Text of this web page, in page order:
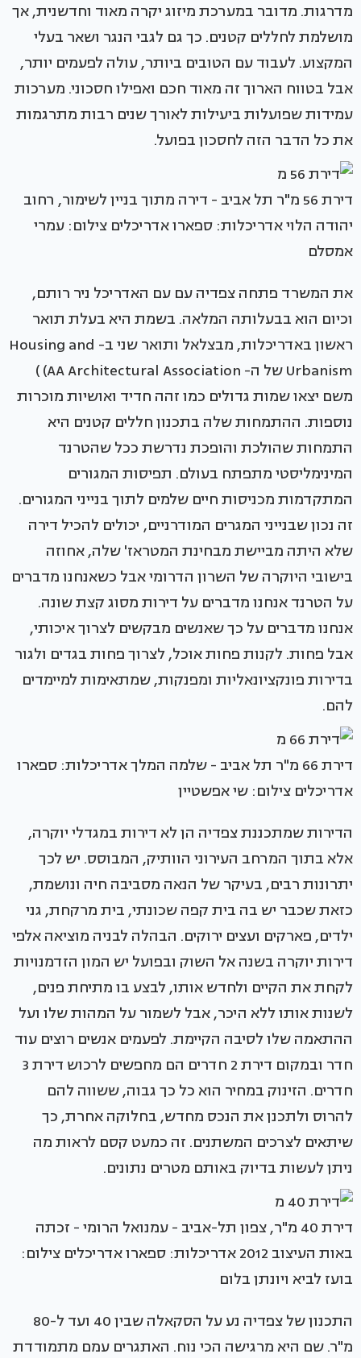
מדרגות. מדובר במערכת מיזוג יקרה מאוד וחדשנית, אך
מושלמת לחללים קטנים. כך גם לגבי הנגר ושאר בעלי
המקצוע. לעבוד עם הטובים ביותר, עולה לפעמים יותר,
אבל בטווח הארוך זה מאוד חכם ואפילו חסכוני. מערכות
עמידות שפועלות ביעילות לאורך שנים רבות מתרגמות
את כל הדבר הזה לחסכון בפועל.
דירת 56 מ"ר תל אביב - דירה מתוך בניין לשימור, רחוב
יהודה הלוי אדריכלות: ספארו אדריכלים צילום: עמרי
אמסלם
את המשרד פתחה צפדיה עם עם האדריכל ניר רותם,
וכיום הוא בבעלותה המלאה. בשמת היא בעלת תואר
ראשון באדריכלות, מבצלאל ותואר שני ב- Housing and
Urbanism של ה- AA Architectural Association) )
משם יצאו שמות גדולים כמו זהה חדיד ואושיות מוכרות
נוספות. ההתמחות שלה בתכנון חללים קטנים היא
התמחות שהולכת והופכת נדרשת ככל שהטרנד
המינימליסטי מתפתח בעולם. תפיסות המגורים
המתקדמות מכניסות חיים שלמים לתוך בנייני המגורים.
זה נכון שבנייני המגרים המודרניים, יכולים להכיל דירה
שלא היתה מביישת מבחינת המטראז' שלה, אחוזה
בישובי היוקרה של השרון הדרומי אבל כשאנחנו מדברים
על הטרנד אנחנו מדברים על דירות מסוג קצת שונה.
אנחנו מדברים על כך שאנשים מבקשים לצרוך איכותי,
אבל פחות. לקנות פחות אוכל, לצרוך פחות בגדים ולגור
בדירות פונקציונאליות ומפנקות, שמתאימות למיימדים
להם.
דירת 66 מ"ר תל אביב - שלמה המלך אדריכלות: ספארו
אדריכלים צילום: שי אפשטיין
הדירות שמתכננת צפדיה הן לא דירות במגדלי יוקרה,
אלא בתוך המרחב העירוני הוותיק, המבוסס. יש לכך
יתרונות רבים, בעיקר של הנאה מסביבה חיה ונושמת,
כזאת שכבר יש בה בית קפה שכונתי, בית מרקחת, גני
ילדים, פארקים ועצים ירוקים. הבהלה לבניה מוציאה אלפי
דירות יוקרה בשנה אל השוק ובפועל יש המון הזדמנויות
לקחת את הקיים ולחדש אותו, לבצע בו מתיחת פנים,
לשנות אותו ללא היכר, אבל לשמור על המהות שלו ועל
ההתאמה שלו לסיבה הקיימת. לפעמים אנשים רוצים עוד
חדר ובמקום דירת 2 חדרים הם מחפשים לרכוש דירת 3
חדרים. הזינוק במחיר הוא כל כך גבוה, ששווה להם
להרוס ולתכנן את הנכס מחדש, בחלוקה אחרת, כך
שיתאים לצרכים המשתנים. זה כמעט קסם לראות מה
ניתן לעשות בדיוק באותם מטרים נתונים.
דירת 40 מ"ר, צפון תל-אביב - עמנואל הרומי - זכתה
באות העיצוב 2012 אדריכלות: ספארו אדריכלים צילום:
בועז לביא ויונתן בלום
התכנון של צפדיה נע על הסקאלה שבין 40 ועד ל-80
מ"ר. שם היא מרגישה הכי נוח. האתגרים עמם מתמודדת